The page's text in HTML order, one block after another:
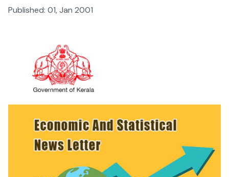
Published: 01, Jan 2001